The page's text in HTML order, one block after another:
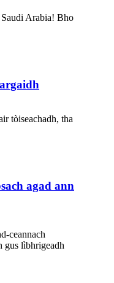
Saudi Arabia! Bho
tòiseachadh, tha
agad ann
ceannach
gus lìbhrigeadh